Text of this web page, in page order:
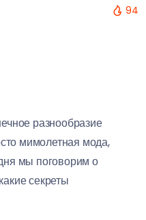
94
разнообразие
мимолетная мода,
мы поговорим о
секреты